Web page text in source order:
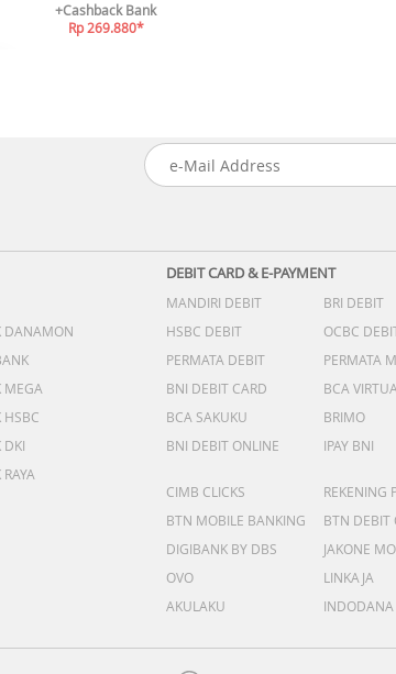
+Cashback Bank
Rp 269.880*
DANAMON
MEGA
HSBC
DKI
DEBIT CARD & E-PAYMENT
MANDIRI DEBIT BRI DEBIT
HSBC DEBIT
OCBC
PERMATA DEBIT
PERMATA
BNI DEBIT CARD
BCA
BCA SAKUKU
BRIMO
BNI DEBIT ONLINE
IPAY BNI
CIMB CLICKS
REKENING
BTN MOBILE BANKING
BTN DEBIT
DIGIBANK BY DBS
JAKONE
OVO
LINKAJA
AKULAKU
INDODANA